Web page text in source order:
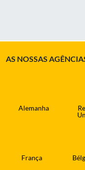
AS NOSSAS
Alemanha
França